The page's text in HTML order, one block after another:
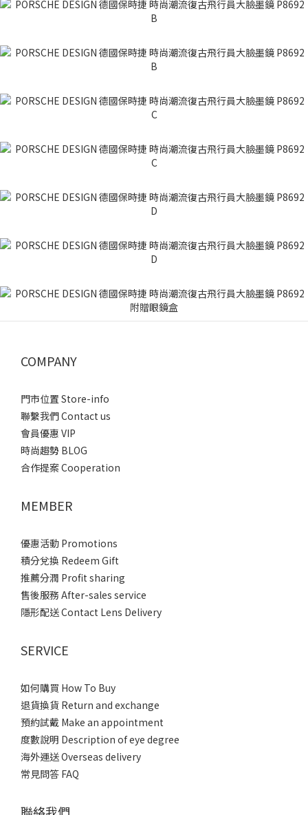
COMPANY
門市位置 Store-info
聯繫我們 Contact us
會員優惠 VIP
時尚趨勢 BLOG
合作提案 Cooperation
MEMBER
優惠活動 Promotions
積分兌換 Redeem Gift
推薦分潤 Profit sharing
售後服務 After-sales service
隱形配送 Contact Lens Delivery
SERVICE
如何購買 How To Buy
退貨換貨 Return and exchange
預約試戴 Make an appointment
度數說明 Description of eye degree
海外運送 Overseas delivery
常見問答 FAQ